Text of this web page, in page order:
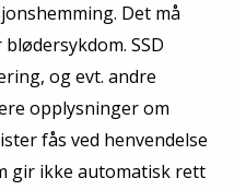
Det må
SSD
og evt. andre
opplysninger om
fås ved henvendelse
gir ikke automatisk rett